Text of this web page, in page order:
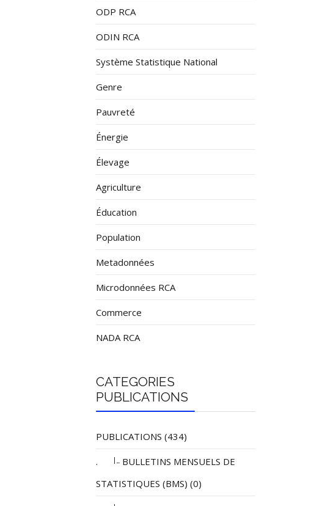
ODP RCA
ODIN RCA
Système Statistique National
Genre
Pauvreté
Énergie
Élevage
Agriculture
Éducation
Population
Metadonnées
Microdonnées RCA
Commerce
NADA RCA
CATEGORIES
PUBLICATIONS
PUBLICATIONS (434)
. |_
BULLETINS MENSUELS DE
STATISTIQUES (BMS) (0)